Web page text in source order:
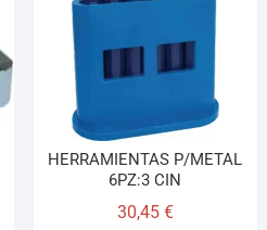
HERRAMIENTAS P/METAL
6PZ:3 CIN
30,45 €